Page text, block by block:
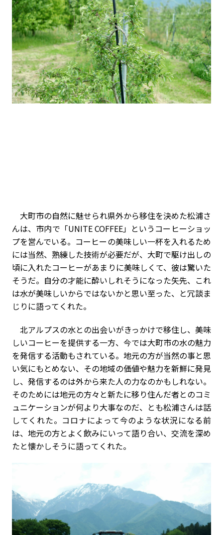
大町市の自然に魅せられ県外から移住を決めた松浦さ
んは、市内で「UNITE COFFEE」というコーヒーショッ
プを営んでいる。コーヒーの美味しい一杯を入れるため
には当然、熟練した技術が必要だが、大町で駆け出しの
頃に入れたコーヒーがあまりに美味しくて、彼は驚いた
そうだ。自分の才能に酔いしれそうになった矢先、これ
は水が美味しいからではないかと思い至った、と冗談ま
じりに語ってくれた。
北アルプスの水との出会いがきっかけで移住し、美味
しいコーヒーを提供する一方、今では大町市の水の魅力
を発信する活動もされている。地元の方が当然の事と思
い気にもとめない、その地域の価値や魅力を新鮮に発見
し、発信するのは外から来た人の力なのかもしれない。
そのためには地元の方々と新たに移り住んだ者とのコミ
ュニケーションが何より大事なのだ、とも松浦さんは話
してくれた。コロナによって今のような状況になる前
は、地元の方とよく飲みにいって語り合い、交流を深め
たと懐かしそうに語ってくれた。